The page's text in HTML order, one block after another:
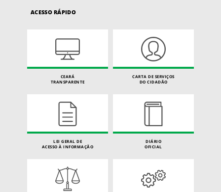
ACESSO RÁPIDO
CEARÁ
TRANSPARENTE
CARTA DE SERVIÇOS
DO CIDADÃO
LEI GERAL DE
ACESSO À INFORMAÇÃO
DIÁRIO
OFICIAL